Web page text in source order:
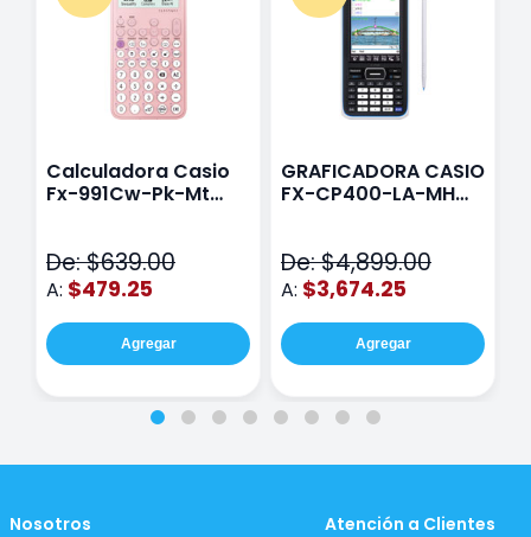
Calculadora Casio
Fx-991Cw-Pk-Mt
De: $639.00
A: $479.25
Agregar
GRAFICADORA CASIO
FX-CP400-LA-MH
De: $4,899.00
A: $3,674.25
Agregar
Nosotros Atención a Clientes